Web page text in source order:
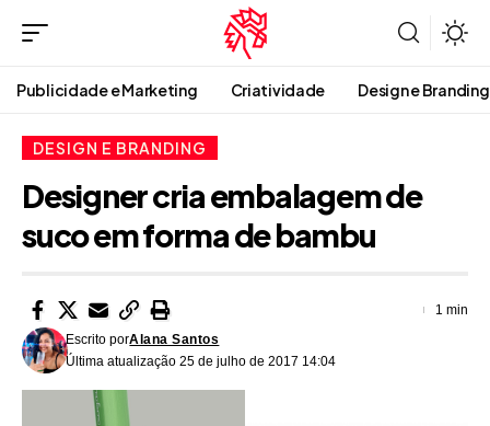
Publicidade e Marketing Criatividade Design e Branding
DESIGN E BRANDING
Designer cria embalagem de
suco em forma de bambu
Última atualização 25 de julho de 2017 14:04
Escrito porAlana Santos
1 min